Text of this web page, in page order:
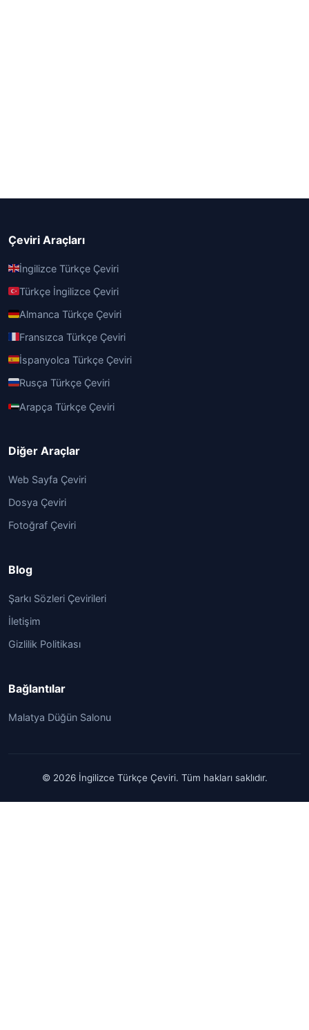
Çeviri Araçları
İngilizce Türkçe Çeviri
Türkçe İngilizce Çeviri
Almanca Türkçe Çeviri
Fransızca Türkçe Çeviri
İspanyolca Türkçe Çeviri
Rusça Türkçe Çeviri
Arapça Türkçe Çeviri
Diğer Araçlar
Web Sayfa Çeviri
Dosya Çeviri
Fotoğraf Çeviri
Blog
Şarkı Sözleri Çevirileri
İletişim
Gizlilik Politikası
Bağlantılar
Malatya Düğün Salonu
© 2026 İngilizce Türkçe Çeviri. Tüm hakları saklıdır.